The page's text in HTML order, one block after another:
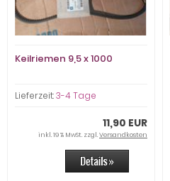
Keilriemen 9,5 x 1000
Lieferzeit:3-4 Tage
11,90 EUR
inkl. 19 % MwSt. zzgl.Versandkosten